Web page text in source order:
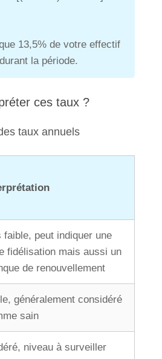
13,5% de votre effectif
la période.
ces taux ?
taux annuels
faible, peut indiquer une
fidélisation mais aussi un
de renouvellement
généralement considéré
sain
niveau à surveiller